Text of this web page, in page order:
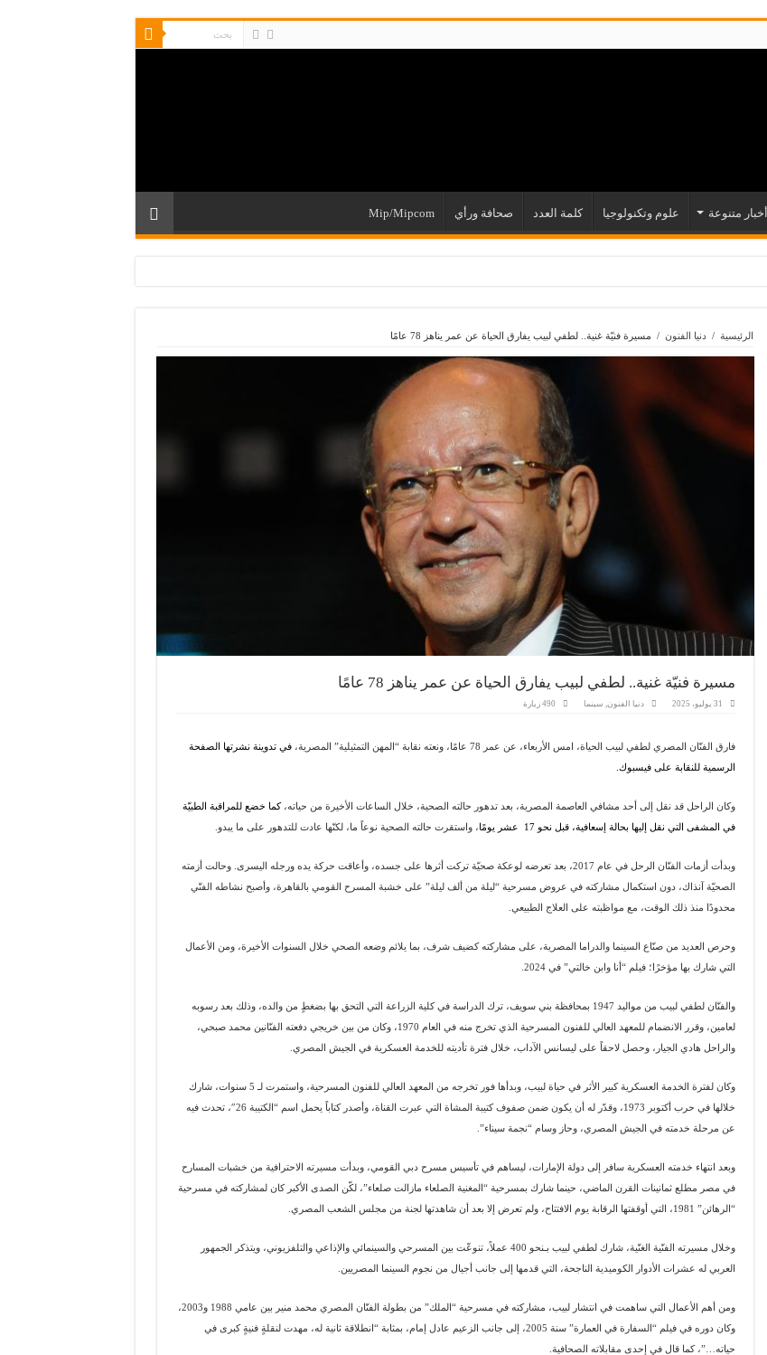
أخبار متنوعة علوم وتكنولوجيا كلمة العدد صحافة ورأي Mip/Mipcom
الرئيسية / دنيا الفنون / مسيرة فنيّة غنية.. لطفي لبيب يفارق الحياة عن عمر يناهز 78 عامًا
مسيرة فنيّة غنية.. لطفي لبيب يفارق الحياة عن عمر يناهز 78 عامًا
31 يوليو، 2025 دنيا الفنون, سينما 490 زيارة
فارق الفنّان المصري لطفي لبيب الحياة، امس الأربعاء، عن عمر 78 عامًا، ونعته نقابة “المهن التمثيلية” المصرية،
في تدوينة نشرتها الصفحة
الرسمية للنقابة على فيسبوك.
وكان الراحل قد نقل إلى أحد مشافي العاصمة المصرية، بعد تدهور حالته الصحية، خلال الساعات الأخيرة من حياته،كما خضع للمراقبة الطبيّة
في المشفى التي نقل إليها بحالة إسعافية، قبل نحو 17 عشر يومًا
، واستقرت حالته الصحية نوعاً ما، لكنّها عادت للتدهور على ما يبدو.
وبدأت أزمات الفنّان الرحل في عام 2017، بعد تعرضه لوعكة صحيّة تركت أثرها على جسده، وأعاقت حركة يده ورجله اليسرى. وحالت أزمته
الصحيّة آنذاك، دون استكمال مشاركته في عروض مسرحية “ليلة من ألف ليلة” على خشبة المسرح القومي بالقاهرة، وأصبح نشاطه الفنّي
محدودًا منذ ذلك الوقت، مع مواظبته على العلاج الطبيعي.
وحرص العديد من صنّاع السينما والدراما المصرية، على مشاركته كضيف شرف، بما يلائم وضعه الصحي خلال السنوات الأخيرة، ومن الأعمال
التي شارك بها مؤخرًا؛ فيلم “أنا وابن خالتي” في 2024.
والفنّان لطفي لبيب من مواليد 1947 بمحافظة بني سويف، ترك الدراسة في كلية الزراعة التي التحق بها بضغطٍ من والده، وذلك بعد رسوبه
لعامين، وقرر الانضمام للمعهد العالي للفنون المسرحية الذي تخرج منه في العام 1970، وكان من بين خريجي دفعته الفنّانين محمد صبحي،
والراحل هادي الجيار، وحصل لاحقاً على ليسانس الآداب، خلال فترة تأديته للخدمة العسكرية في الجيش المصري.
وكان لفترة الخدمة العسكرية كبير الأثر في حياة لبيب، وبدأها فور تخرجه من المعهد العالي للفنون المسرحية، واستمرت لـ 5 سنوات، شارك
خلالها في حرب أكتوبر 1973، وقدّر له أن يكون ضمن صفوف كتيبة المشاة التي عبرت القناة، وأصدر كتاباً يحمل اسم “الكتيبة 26″، تحدث فيه
عن مرحلة خدمته في الجيش المصري، وحاز وسام “نجمة سيناء”.
وبعد انتهاء خدمته العسكرية سافر إلى دولة الإمارات، ليساهم في تأسيس مسرح دبي القومي، وبدأت مسيرته الاحترافية من خشبات المسارح
في مصر مطلع ثمانينات القرن الماضي، حينما شارك بمسرحية “المغنية الصلعاء مازالت صلعاء”، لكّن الصدى الأكبر كان لمشاركته في مسرحية
“الرهائن” 1981، التي أوقفتها الرقابة يوم الافتتاح، ولم تعرض إلا بعد أن شاهدتها لجنة من مجلس الشعب المصري.
وخلال مسيرته الفنّية الغنّية، شارك لطفي لبيب بـنحو 400 عملاً، تنوعّت بين المسرحي والسينمائي والإذاعي والتلفزيوني، ويتذكر الجمهور
العربي له عشرات الأدوار الكوميدية الناجحة، التي قدمها إلى جانب أجيال من نجوم السينما المصريين.
ومن أهم الأعمال التي ساهمت في انتشار لبيب، مشاركته في مسرحية “الملك” من بطولة الفنّان المصري محمد منير بين عامي 1988 و2003،
وكان دوره في فيلم “السفارة في العمارة” سنة 2005، إلى جانب الزعيم عادل إمام، بمثابة “انطلاقة ثانية له، مهدت لنقلةٍ فنيةٍ كبرى في
حياته…”، كما قال في إحدى مقابلاته الصحافية.